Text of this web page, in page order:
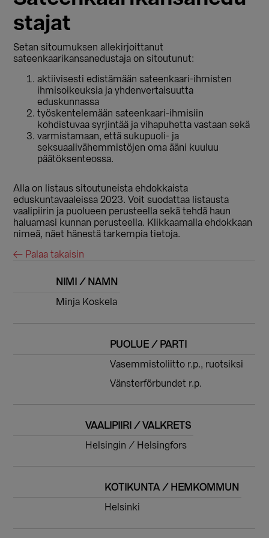
stajat
Setan sitoumuksen allekirjoittanut
sateenkaarikansanedustaja on sitoutunut:
aktiivisesti edistämään sateenkaari-ihmisten
ihmisoikeuksia ja yhdenvertaisuutta
eduskunnassa
työskentelemään sateenkaari-ihmisiin
kohdistuvaa syrjintää ja vihapuhetta vastaan sekä
varmistamaan, että sukupuoli- ja
seksuaalivähemmistöjen oma ääni kuuluu
päätöksenteossa.
Alla on listaus sitoutuneista ehdokkaista
eduskuntavaaleissa 2023. Voit suodattaa listausta
vaalipiirin ja puolueen perusteella sekä tehdä haun
haluamasi kunnan perusteella. Klikkaamalla ehdokkaan
nimeä, näet hänestä tarkempia tietoja.
← Palaa takaisin
NIMI / NAMN
Minja Koskela
PUOLUE / PARTI
Vasemmistoliitto r.p., ruotsiksi
Vänsterförbundet r.p.
VAALIPIIRI / VALKRETS
Helsingin / Helsingfors
KOTIKUNTA / HEMKOMMUN
Helsinki